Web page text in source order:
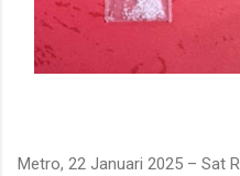
Metro, 22 Januari 2025 – Sat